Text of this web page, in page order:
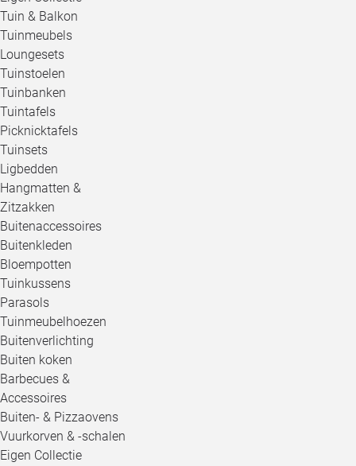
Tuin & Balkon
Tuinmeubels
Loungesets
Tuinstoelen
Tuinbanken
Tuintafels
Picknicktafels
Tuinsets
Ligbedden
Hangmatten &
Zitzakken
Buitenaccessoires
Buitenkleden
Bloempotten
Tuinkussens
Parasols
Tuinmeubelhoezen
Buitenverlichting
Buiten koken
Barbecues &
Accessoires
Buiten- & Pizzaovens
Vuurkorven & -schalen
Eigen Collectie